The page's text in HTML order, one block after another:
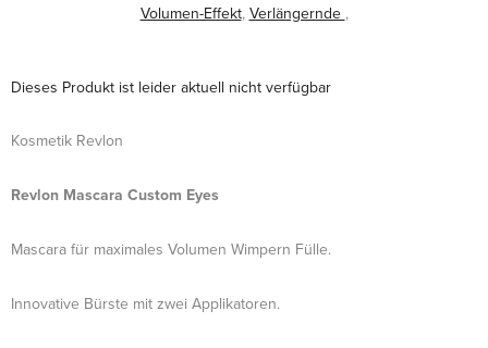
Volumen-Effekt, Verlängernde ,
Dieses Produkt ist leider aktuell nicht verfügbar
Kosmetik Revlon
Revlon Mascara Custom Eyes
Mascara für maximales Volumen Wimpern Fülle.
Innovative Bürste mit zwei Applikatoren.